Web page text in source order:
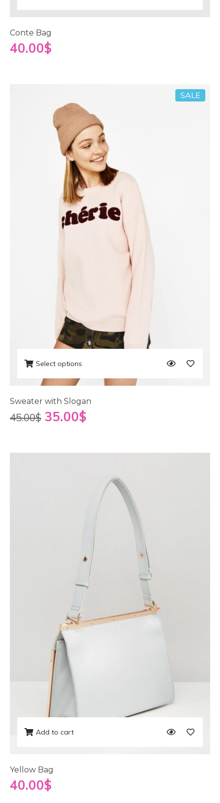
Conte Bag
40.00$
SALE
Select options
Sweater with Slogan
45.00$ 35.00$
Add to cart
Yellow Bag
40.00$